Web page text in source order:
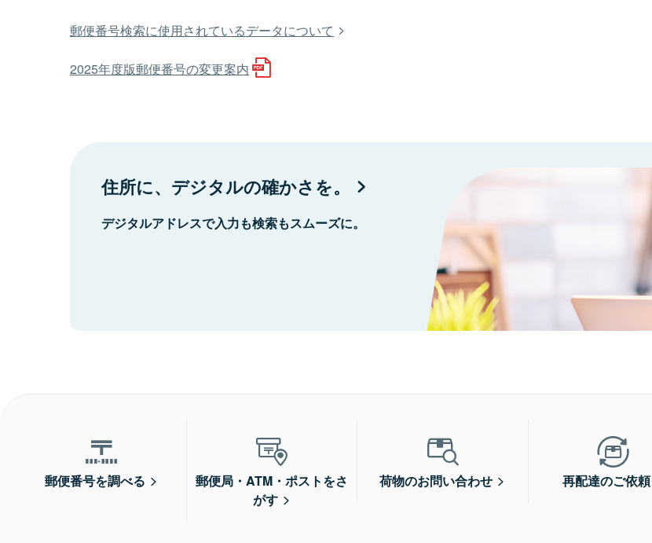
郵便番号検索に使用されているデータについて
2025年度版郵便番号の変更案内
住所に、デジタルの確かさを。
デジタルアドレスで入力も検索もスムーズに。
郵便番号を調べる
郵便局・ATM・ポストをさ
がす
荷物のお問い合わせ 再配達のご依頼